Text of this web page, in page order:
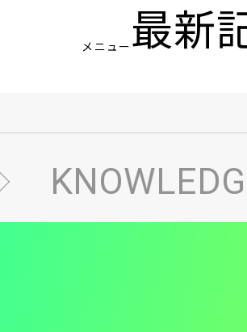
メニュー [KC]
ヘ
ッ
最新